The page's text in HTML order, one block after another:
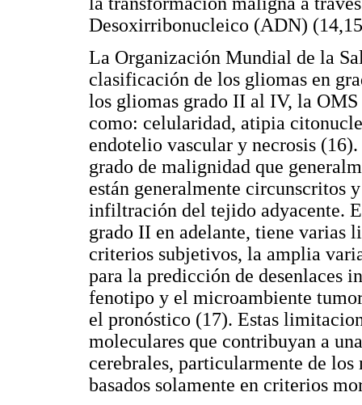
Desoxirribonucleico (ADN)
La Organización Mundial de la
clasificación de los gliomas en
los gliomas grado II al IV, la OMS
como: celularidad, atipia
endotelio vascular y necrosis
grado de malignidad que
están generalmente circunscritos
infiltración del tejido adyacente.
grado II en adelante, tiene varias
criterios subjetivos, la amplia
para la predicción de desenlaces
fenotipo y el microambiente
el pronóstico (17). Estas
moleculares que contribuyan a
cerebrales, particularmente de
basados solamente en criterios